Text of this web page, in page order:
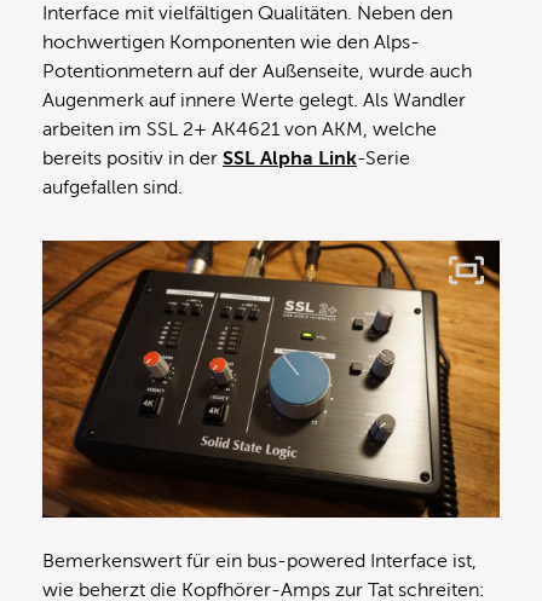
Interface mit vielfältigen Qualitäten. Neben den
hochwertigen Komponenten wie den Alps-
Potentionmetern auf der Außenseite, wurde auch
Augenmerk auf innere Werte gelegt. Als Wandler
arbeiten im SSL 2+ AK4621 von AKM, welche
bereits positiv in der SSL Alpha Link-Serie
aufgefallen sind.
Bemerkenswert für ein bus-powered Interface ist,
wie beherzt die Kopfhörer-Amps zur Tat schreiten: